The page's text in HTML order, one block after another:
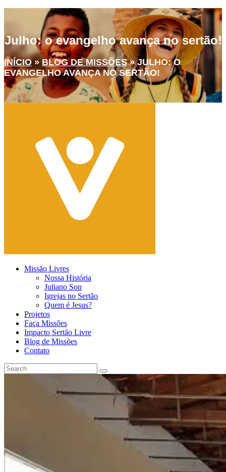
Julho: o evangelho avança no sertão!
INÍCIO»BLOG DE MISSÕES»JULHO: O
EVANGELHO AVANÇA NO SERTÃO!
Missão Livres
Nossa História
Juliano Son
Igrejas no Sertão
Quem é Jesus?
Projetos
Faça Missões
Impacto Sertão Livre
Blog de Missões
Contato